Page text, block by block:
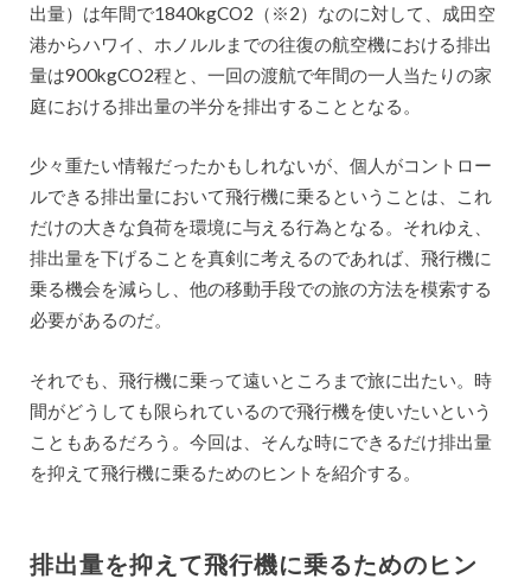
出量）は年間で1840kgCO2（※2）なのに対して、成田空
港からハワイ、ホノルルまでの往復の航空機における排出
量は900kgCO2程と、一回の渡航で年間の一人当たりの家
庭における排出量の半分を排出することとなる。
少々重たい情報だったかもしれないが、個人がコントロー
ルできる排出量において飛行機に乗るということは、これ
だけの大きな負荷を環境に与える行為となる。それゆえ、
排出量を下げることを真剣に考えるのであれば、飛行機に
乗る機会を減らし、他の移動手段での旅の方法を模索する
必要があるのだ。
それでも、飛行機に乗って遠いところまで旅に出たい。時
間がどうしても限られているので飛行機を使いたいという
こともあるだろう。今回は、そんな時にできるだけ排出量
を抑えて飛行機に乗るためのヒントを紹介する。
排出量を抑えて飛行機に乗るためのヒン